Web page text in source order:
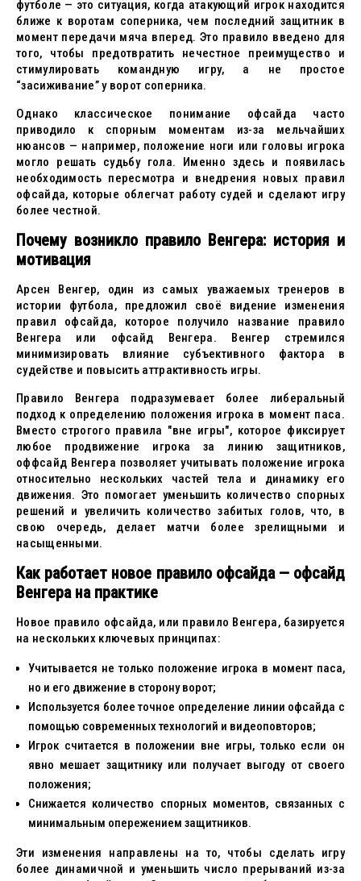
футболе — это ситуация, когда атакующий игрок находится
ближе к воротам соперника, чем последний защитник в
момент передачи мяча вперед. Это правило введено для
того, чтобы предотвратить нечестное преимущество и
стимулировать командную игру, а не простое
“засиживание” у ворот соперника.
Однако классическое понимание офсайда часто
приводило к спорным моментам из-за мельчайших
нюансов — например, положение ноги или головы игрока
могло решать судьбу гола. Именно здесь и появилась
необходимость пересмотра и внедрения новых правил
офсайда, которые облегчат работу судей и сделают игру
более честной.
Почему возникло правило Венгера: история и
мотивация
Арсен Венгер, один из самых уважаемых тренеров в
истории футбола, предложил своё видение изменения
правил офсайда, которое получило название правило
Венгера или офсайд Венгера. Венгер стремился
минимизировать влияние субъективного фактора в
судействе и повысить аттрактивность игры.
Правило Венгера подразумевает более либеральный
подход к определению положения игрока в момент паса.
Вместо строгого правила "вне игры", которое фиксирует
любое продвижение игрока за линию защитников,
оффсайд Венгера позволяет учитывать положение игрока
относительно нескольких частей тела и динамику его
движения. Это помогает уменьшить количество спорных
решений и увеличить количество забитых голов, что, в
свою очередь, делает матчи более зрелищными и
насыщенными.
Как работает новое правило офсайда — офсайд
Венгера на практике
Новое правило офсайда, или правило Венгера, базируется
на нескольких ключевых принципах:
Учитывается не только положение игрока в момент паса,
но и его движение в сторону ворот;
Используется более точное определение линии офсайда с
помощью современных технологий и видеоповторов;
Игрок считается в положении вне игры, только если он
явно мешает защитнику или получает выгоду от своего
положения;
Снижается количество спорных моментов, связанных с
минимальным опережением защитников.
Эти изменения направлены на то, чтобы сделать игру
более динамичной и уменьшить число прерываний из-за